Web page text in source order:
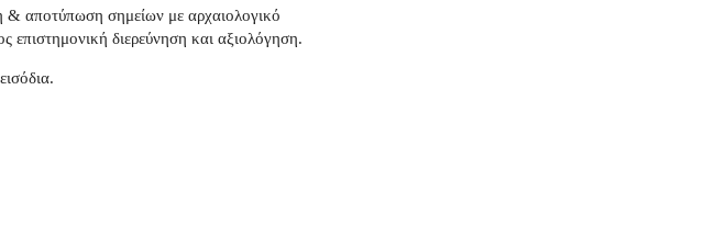
& αποτύπωση σημείων με αρχαιολογικό
επιστημονική διερεύνηση και αξιολόγηση.